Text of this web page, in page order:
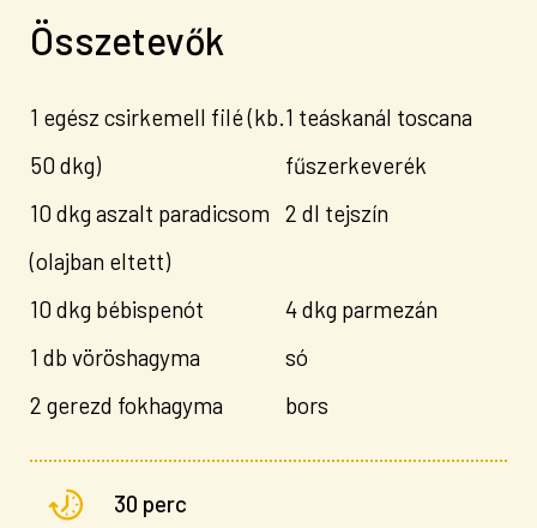
Összetevők
1 egész csirkemell filé (kb.
50 dkg)
1 teáskanál toscana
fűszerkeverék
10 dkg aszalt paradicsom
(olajban eltett)
2 dl tejszín
10 dkg bébispenót
4 dkg parmezán
1 db vöröshagyma
só
2 gerezd fokhagyma
bors
30 perc